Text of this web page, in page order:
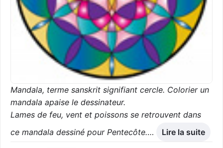
Mandala, terme sanskrit signifiant cercle. Colorier un
mandala apaise le dessinateur.
Lames de feu, vent et poissons se retrouvent dans
ce mandala dessiné pour Pentecôte.… Lire la suite